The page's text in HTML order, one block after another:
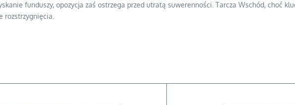
funduszy, opozycja zaś ostrzega przed utratą suwerenności. Tarcza Wschód, choć
rozstrzygnięcia.